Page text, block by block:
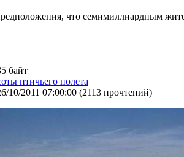
что семимиллиардным
байт
птичьего полета
10/2011 07:00:00 (2113 прочтений)